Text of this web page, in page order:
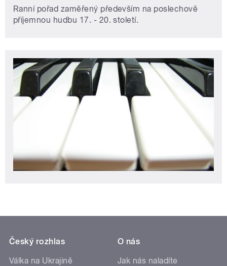
Ranní pořad zaměřený především na poslechově
příjemnou hudbu 17. - 20. století.
Český rozhlas
Válka na Ukrajině
O nás
Jak nás naladíte